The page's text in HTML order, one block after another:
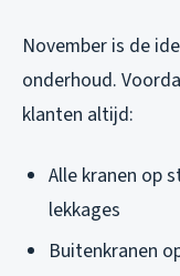
November is de
onderhoud.
klanten altijd:
Alle kranen op
lekkages
Buitenkranen